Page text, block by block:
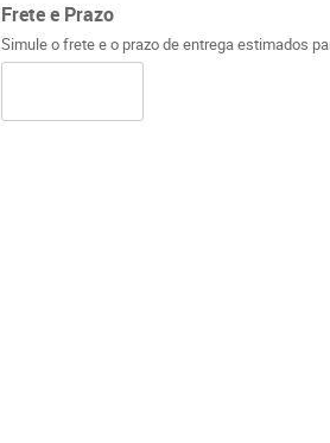
Frete e Prazo
Simule o frete e o prazo de entrega estimados